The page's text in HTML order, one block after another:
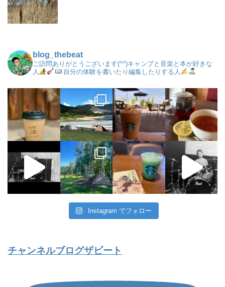
blog_thebeat
ご訪問ありがとうございます(^^)キャンプと音楽と本が好きな
人
自分の体験を書いたり編集したりする人
Instagram でフォロー
チャンネルブログザビート